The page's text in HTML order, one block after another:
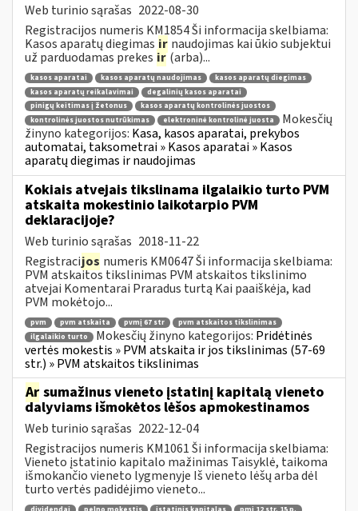
Web turinio sąrašas 2022-08-30
Registracijos numeris KM1854 Ši informacija skelbiama:
Kasos aparatų diegimas ir naudojimas kai ūkio subjektui
už parduodamas prekes ir(arba)...
kasos aparatai kasos aparatų naudojimas
kasos aparatų diegimas
kasos aparatų reikalavimai
degalinių kasos aparatai
pinigų keitimas į žetonus
kasos aparatų kontrolinės juostos
kontrolinės juostos nutrūkimas
elektroninė kontrolinė juosta
Mokesčių
žinyno kategorijos: Kasa, kasos aparatai, prekybos
automatai, taksometrai » Kasos aparatai » Kasos
aparatų diegimas ir naudojimas
Kokiais atvejais tikslinama ilgalaikio turto PVM
atskaita mokestinio laikotarpio PVM
deklaracijoje?
Web turinio sąrašas 2018-11-22
Registracijos numeris KM0647 Ši informacija skelbiama:
PVM atskaitos tikslinimas PVM atskaitos tikslinimo
atvejai Komentarai Praradus turtą Kai paaiškėja, kad
PVM mokėtojo...
pvm pvm atskaita pvmį 67 str
pvm atskaitos tikslinimas
ilgalaikio turto
Mokesčių žinyno kategorijos: Pridėtinės
vertės mokestis » PVM atskaita ir jos tikslinimas (57-69
str.) » PVM atskaitos tikslinimas
Ar sumažinus vieneto įstatinį kapitalą vieneto
dalyviams išmokėtos lėšos apmokestinamos
Web turinio sąrašas 2022-12-04
Registracijos numeris KM1061 Ši informacija skelbiama:
Vieneto įstatinio kapitalo mažinimas Taisyklė, taikoma
išmokančio vieneto lygmenyje Iš vieneto lėšų arba dėl
turto vertės padidėjimo vieneto...